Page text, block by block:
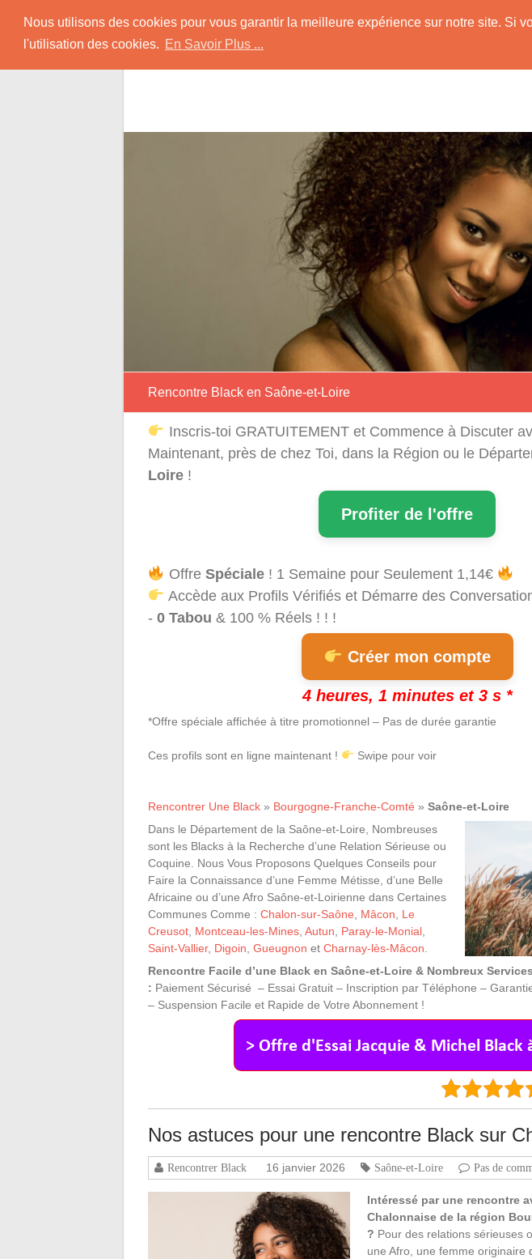
Nous utilisons des cookies pour vous garantir la meilleure expérience sur notre site. Si
l'utilisation des cookies. En Savoir Plus ...
content
Rencontrer-Black
Conseils pour Rencontrer une Jolie Célibataire à la Peau Noire !
Rencontre Black en Saône-et-Loire
Inscris-toi GRATUITEMENT et Commence à Discuter
Maintenant, près de chez Toi, dans la Région ou le
Loire !
Profiter de l'offre
Offre Spéciale! 1 Semaine pour Seulement 1,14€
Accède aux Profils Vérifiés et Démarre des
- 0 Tabou & 100 % Réels ! ! !
Créer mon compte
4 heures, 1 minutes et 2 s *
*Offre spéciale affichée à titre promotionnel – Pas de durée garantie
Ces profils sont en ligne maintenant ! Swipe pour voir
Rencontrer Une Black » Bourgogne-Franche-Comté » Saône-et-Loire
Dans le Département de la Saône-et-Loire, Nombreuses
sont les Blacks à la Recherche d’une Relation Sérieuse ou
Coquine. Nous Vous Proposons Quelques Conseils pour
Faire la Connaissance d’une Femme Métisse, d’une Belle
Africaine ou d’une Afro Saône-et-Loirienne dans Certaines
Communes Comme : Chalon-sur-Saône Mâcon
Le
Creusot Montceau-les-Mines Autun Paray-le-Monial
Saint-Vallier, Digoin Gueugnon et Charnay-lès-Mâcon
Rencontre Facile d’une Black en Saône-et-Loire & Nombreux
: Paiement Sécurisé – Essai Gratuit – Inscription par Téléphone –
– Suspension Facile et Rapide de Votre Abonnement !
Nos astuces pour une rencontre Black sur
Rencontrer Black 16 janvier 2026 Saône-et-Loire Pas de
Intéressé par une rencontre
Chalonnaise de la région
? Pour des relations sérieuses
une Afro, une femme originaire